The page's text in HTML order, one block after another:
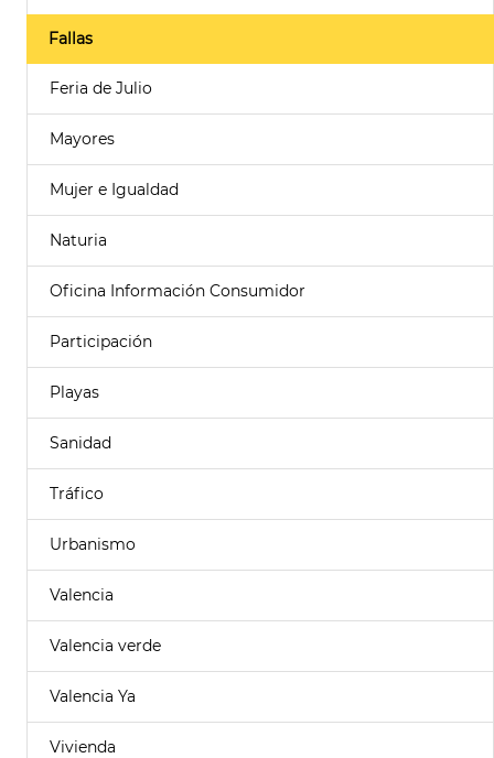
Fallas
Feria de Julio
Mayores
Mujer e Igualdad
Naturia
Oficina Información Consumidor
Participación
Playas
Sanidad
Tráfico
Urbanismo
Valencia
Valencia verde
Valencia Ya
Vivienda